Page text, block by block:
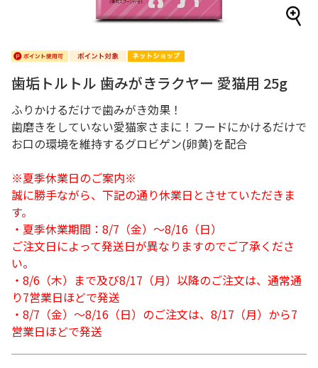
歯垢トルトル 歯みがきラクヤー 愛猫用 25g
ふりかけるだけで歯みがき効果！
歯磨きをしていない愛猫家さまに！フードにかけるだけで
お口の環境を維持するグロビゲン(卵黄)を配合
※夏季休業日のご案内※
誠に勝手ながら、下記の通り休業日とさせていただきま
す。
・夏季休業期間：8/7（金）～8/16（日）
ご注文日によって発送日が異なりますのでご了承くださ
い。
・8/6（木）まで及び8/17（月）以降のご注文は、通常通
り7営業日ほどで発送
・8/7（金）～8/16（日）のご注文は、8/17（月）から7
営業日ほどで発送